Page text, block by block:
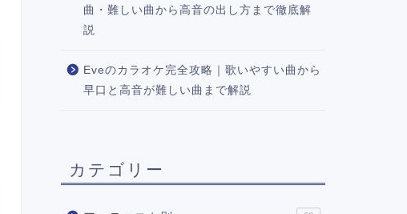
曲・難しい曲から高音の出し方まで徹底解
説
Eveのカラオケ完全攻略｜歌いやすい曲から
早口と高音が難しい曲まで解説
カテゴリー